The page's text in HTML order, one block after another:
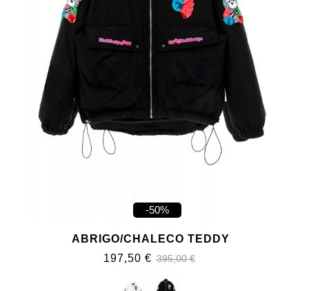
-50%
ABRIGO/CHALECO TEDDY
197,50 € 395,00 €